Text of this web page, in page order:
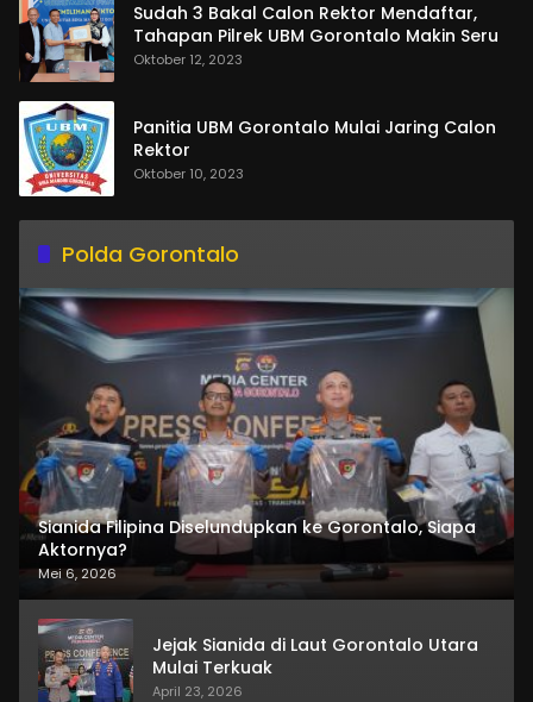
Sudah 3 Bakal Calon Rektor Mendaftar,
Tahapan Pilrek UBM Gorontalo Makin Seru
Oktober 12, 2023
Panitia UBM Gorontalo Mulai Jaring Calon
Rektor
Oktober 10, 2023
Polda Gorontalo
Sianida Filipina Diselundupkan ke Gorontalo, Siapa
Aktornya?
Mei 6, 2026
Jejak Sianida di Laut Gorontalo Utara
Mulai Terkuak
April 23, 2026